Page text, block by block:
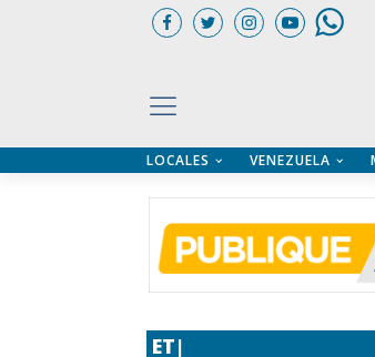
LOCALES VENEZUELA
ET|